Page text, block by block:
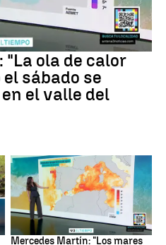
ola de calor
sábado se
el valle del
Mares
Mercedes Martín: "Los mares